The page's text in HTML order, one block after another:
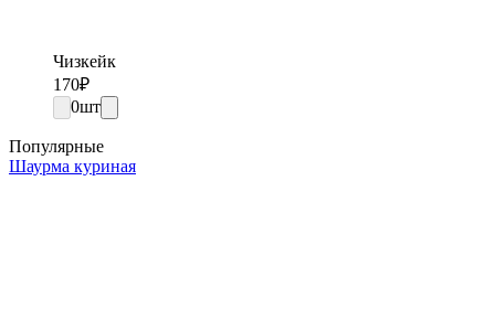
Чизкейк
170₽
0шт
Популярные
Шаурма куриная